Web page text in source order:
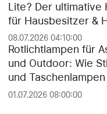
Lite? Der ultimative
für Hausbesitzer &
08.07.2026 04:10:00
Rotlichtlampen für
und Outdoor: Wie
und
die
01.07.2026 08:00:00